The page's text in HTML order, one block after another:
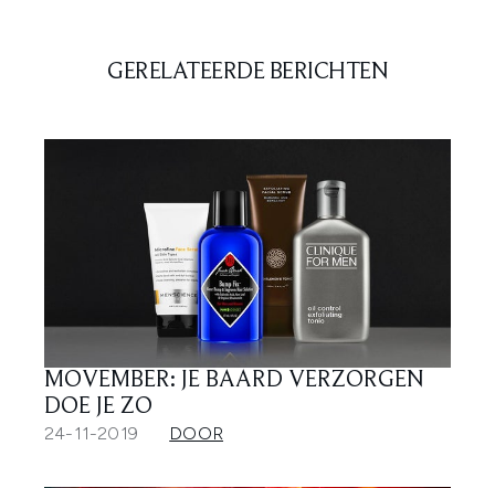
GERELATEERDE BERICHTEN
MOVEMBER: JE BAARD VERZORGEN
DOE JE ZO
24-11-2019 DOOR